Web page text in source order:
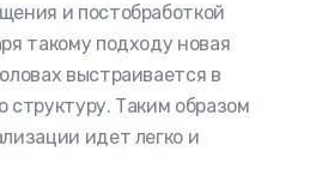
и постобработкой
такому подходу новая
выстраивается в
структуру. Таким образом
идет легко и